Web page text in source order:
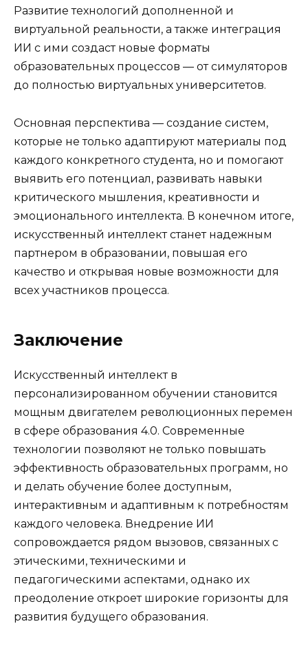
Развитие технологий дополненной и
виртуальной реальности, а также интеграция
ИИ с ими создаст новые форматы
образовательных процессов — от симуляторов
до полностью виртуальных университетов.
Основная перспектива — создание систем,
которые не только адаптируют материалы под
каждого конкретного студента, но и помогают
выявить его потенциал, развивать навыки
критического мышления, креативности и
эмоционального интеллекта. В конечном итоге,
искусственный интеллект станет надежным
партнером в образовании, повышая его
качество и открывая новые возможности для
всех участников процесса.
Заключение
Искусственный интеллект в
персонализированном обучении становится
мощным двигателем революционных перемен
в сфере образования 4.0. Современные
технологии позволяют не только повышать
эффективность образовательных программ, но
и делать обучение более доступным,
интерактивным и адаптивным к потребностям
каждого человека. Внедрение ИИ
сопровождается рядом вызовов, связанных с
этическими, техническими и
педагогическими аспектами, однако их
преодоление откроет широкие горизонты для
развития будущего образования.